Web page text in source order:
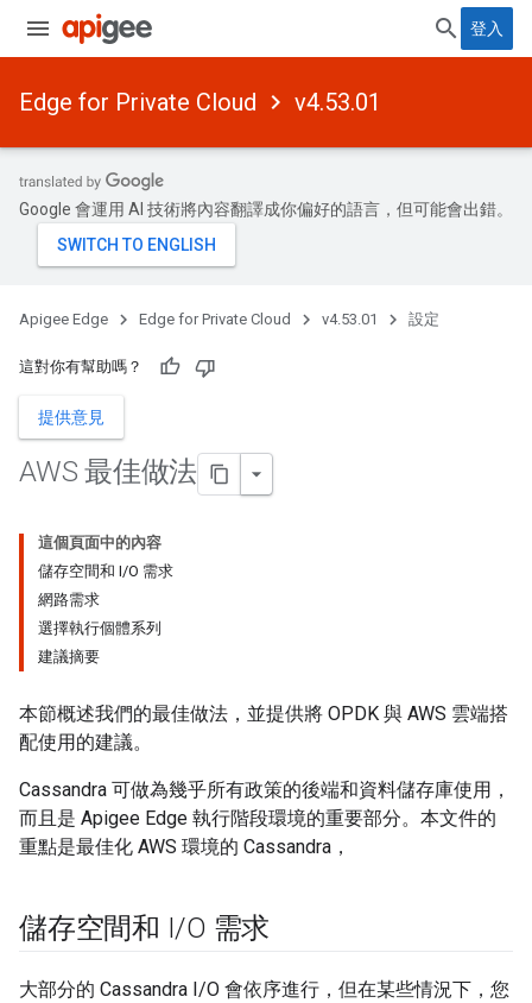
登入
Edge for Private Cloud v4.53.01
Google 會運用 AI 技術將內容翻譯成你偏好的語言，但可能會出錯。
Apigee Edge Edge for Private Cloud v4.53.01 設定
這對你有幫助嗎？
提供意見
AWS 最佳做法
這個頁面中的內容
儲存空間和 I/O 需求
網路需求
選擇執行個體系列
建議摘要
本節概述我們的最佳做法，並提供將 OPDK 與 AWS 雲端搭
配使用的建議。
Cassandra 可做為幾乎所有政策的後端和資料儲存庫使用，
而且是 Apigee Edge 執行階段環境的重要部分。本文件的
重點是最佳化 AWS 環境的 Cassandra，
儲存空間和 I/O 需求
大部分的 Cassandra I/O 會依序進行，但在某些情況下，您